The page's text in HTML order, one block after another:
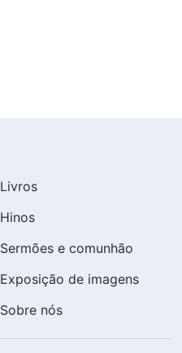
Livros
Hinos
Sermões e comunhão
Exposição de imagens
Sobre nós